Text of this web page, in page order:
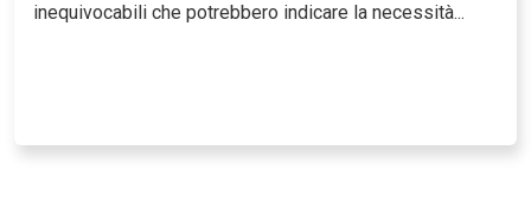
inequivocabili che potrebbero indicare la necessità...